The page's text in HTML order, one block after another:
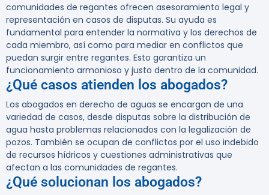
comunidades de regantes ofrecen asesoramiento legal y
representación en casos de disputas. Su ayuda es
fundamental para entender la normativa y los derechos de
cada miembro, así como para mediar en conflictos que
puedan surgir entre regantes. Esto garantiza un
funcionamiento armonioso y justo dentro de la comunidad.
¿Qué casos atienden los abogados?
Los abogados en derecho de aguas se encargan de una
variedad de casos, desde disputas sobre la distribución de
agua hasta problemas relacionados con la legalización de
pozos. También se ocupan de conflictos por el uso indebido
de recursos hídricos y cuestiones administrativas que
afectan a las comunidades de regantes.
¿Qué solucionan los abogados?